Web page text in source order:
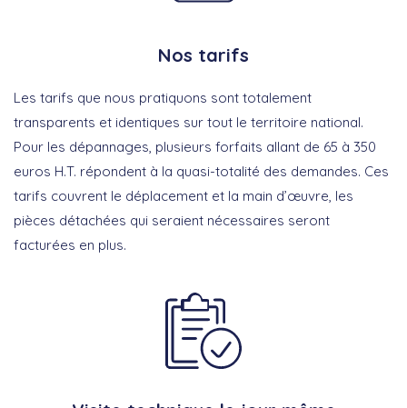
Nos tarifs
Les tarifs que nous pratiquons sont totalement
transparents et identiques sur tout le territoire national.
Pour les dépannages, plusieurs forfaits allant de 65 à 350
euros H.T. répondent à la quasi-totalité des demandes. Ces
tarifs couvrent le déplacement et la main d’œuvre, les
pièces détachées qui seraient nécessaires seront
facturées en plus.